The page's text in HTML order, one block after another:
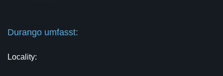
Durango umfasst:
Locality: